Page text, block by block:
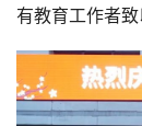
有教育工作者致